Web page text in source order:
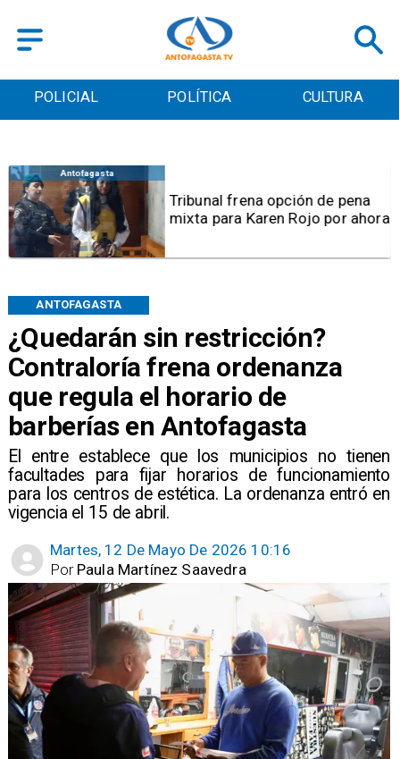
POLICIAL POLÍTICA CULTURA
¿Quedarán sin restricción?
Contraloría frena ordenanza
que regula el horario de
barberías en Antofagasta
El entre establece que los municipios no tienen
facultades para fijar horarios de funcionamiento
para los centros de estética. La ordenanza entró en
vigencia el 15 de abril.
ANTOFAGASTA
Martes, 12 De Mayo De 2026 10:16
Paula Martínez Saavedra
Por
Antofagasta
Tribunal frena opción de pena
mixta para Karen Rojo por ahora